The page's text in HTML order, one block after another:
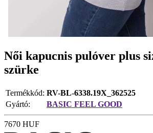
Női kapucnis pulóver plus
szürke
Termékkód: RV-BL-6338.19X_362525
Gyártó:
BASIC FEEL GOOD
7670 HUF